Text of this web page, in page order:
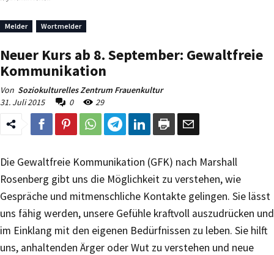
Melder Wortmelder
Neuer Kurs ab 8. September: Gewaltfreie
Kommunikation
Von Soziokulturelles Zentrum Frauenkultur
31. Juli 2015
0 29
Die Gewaltfreie Kommunikation (GFK) nach Marshall
Rosenberg gibt uns die Möglichkeit zu verstehen, wie
Gespräche und mitmenschliche Kontakte gelingen. Sie lässt
uns fähig werden, unsere Gefühle kraftvoll auszudrücken und
im Einklang mit den eigenen Bedürfnissen zu leben. Sie hilft
uns, anhaltenden Ärger oder Wut zu verstehen und neue